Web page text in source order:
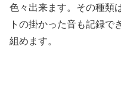
色々出来ます。その種類
トの掛かった音も記録で
組めます。